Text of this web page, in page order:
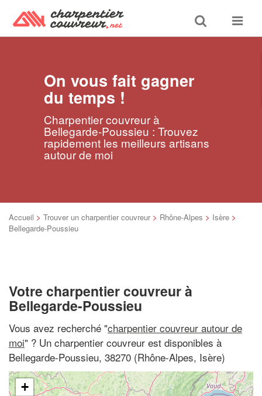
Toggle
search
Toggle
On vous fait gagner
du temps !
Charpentier couvreur à
Bellegarde-Poussieu : Trouvez
rapidement les meilleurs artisans
autour de moi
Accueil > Trouver un charpentier couvreur > Rhône-Alpes > Isère >
Bellegarde-Poussieu
Votre charpentier couvreur à
Bellegarde-Poussieu
Vous avez recherché "charpentier couvreur autour de
moi" ? Un charpentier couvreur est disponibles à
Bellegarde-Poussieu, 38270 (Rhône-Alpes, Isère)
+